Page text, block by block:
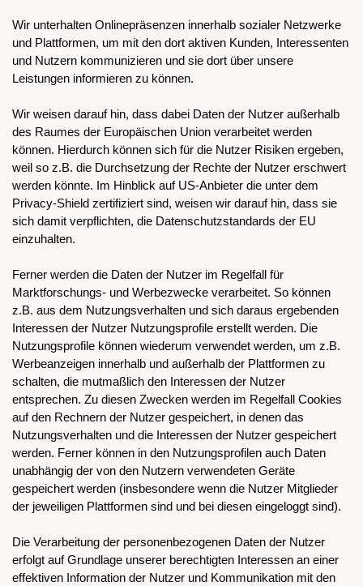
Wir unterhalten Onlinepräsenzen innerhalb sozialer Netzwerke
und Plattformen, um mit den dort aktiven Kunden, Interessenten
und Nutzern kommunizieren und sie dort über unsere
Leistungen informieren zu können.
Wir weisen darauf hin, dass dabei Daten der Nutzer außerhalb
des Raumes der Europäischen Union verarbeitet werden
können. Hierdurch können sich für die Nutzer Risiken ergeben,
weil so z.B. die Durchsetzung der Rechte der Nutzer erschwert
werden könnte. Im Hinblick auf US-Anbieter die unter dem
Privacy-Shield zertifiziert sind, weisen wir darauf hin, dass sie
sich damit verpflichten, die Datenschutzstandards der EU
einzuhalten.
Ferner werden die Daten der Nutzer im Regelfall für
Marktforschungs- und Werbezwecke verarbeitet. So können
z.B. aus dem Nutzungsverhalten und sich daraus ergebenden
Interessen der Nutzer Nutzungsprofile erstellt werden. Die
Nutzungsprofile können wiederum verwendet werden, um z.B.
Werbeanzeigen innerhalb und außerhalb der Plattformen zu
schalten, die mutmaßlich den Interessen der Nutzer
entsprechen. Zu diesen Zwecken werden im Regelfall Cookies
auf den Rechnern der Nutzer gespeichert, in denen das
Nutzungsverhalten und die Interessen der Nutzer gespeichert
werden. Ferner können in den Nutzungsprofilen auch Daten
unabhängig der von den Nutzern verwendeten Geräte
gespeichert werden (insbesondere wenn die Nutzer Mitglieder
der jeweiligen Plattformen sind und bei diesen eingeloggt sind).
Die Verarbeitung der personenbezogenen Daten der Nutzer
erfolgt auf Grundlage unserer berechtigten Interessen an einer
effektiven Information der Nutzer und Kommunikation mit den